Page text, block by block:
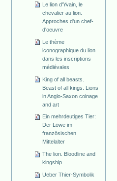
Le lion d'Yvain, le
chevalier au lion.
Approches d'un chef-
d'oeuvre
Le thème
iconographique du lion
dans les inscriptions
médiévales
King of all beasts.
Beast of all kings. Lions
in Anglo-Saxon coinage
and art
Ein mehrdeutiges Tier:
Der Löwe im
französischen
Mittelalter
The lion. Bloodline and
kingship
Ueber Thier-Symbolik